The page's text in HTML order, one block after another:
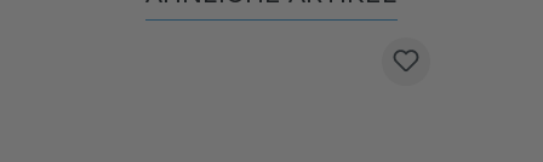
Produktgalerie überspringen